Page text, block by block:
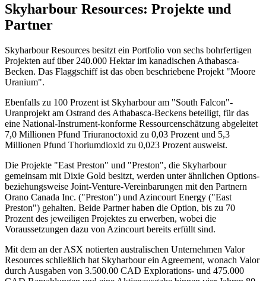
Skyharbour Resources: Projekte und
Partner
Skyharbour Resources besitzt ein Portfolio von sechs bohrfertigen
Projekten auf über 240.000 Hektar im kanadischen Athabasca-
Becken. Das Flaggschiff ist das oben beschriebene Projekt "Moore
Uranium".
Ebenfalls zu 100 Prozent ist Skyharbour am "South Falcon"-
Uranprojekt am Ostrand des Athabasca-Beckens beteiligt, für das
eine National-Instrument-konforme Ressourcenschätzung abgeleitet
7,0 Millionen Pfund Triuranoctoxid zu 0,03 Prozent und 5,3
Millionen Pfund Thoriumdioxid zu 0,023 Prozent ausweist.
Die Projekte "East Preston" und "Preston", die Skyharbour
gemeinsam mit Dixie Gold besitzt, werden unter ähnlichen Options-
beziehungsweise Joint-Venture-Vereinbarungen mit den Partnern
Orano Canada Inc. ("Preston") und Azincourt Energy ("East
Preston") gehalten. Beide Partner haben die Option, bis zu 70
Prozent des jeweiligen Projektes zu erwerben, wobei die
Voraussetzungen dazu von Azincourt bereits erfüllt sind.
Mit dem an der ASX notierten australischen Unternehmen Valor
Resources schließlich hat Skyharbour ein Agreement, wonach Valor
durch Ausgaben von 3.500.00 CAD Explorations- und 475.000